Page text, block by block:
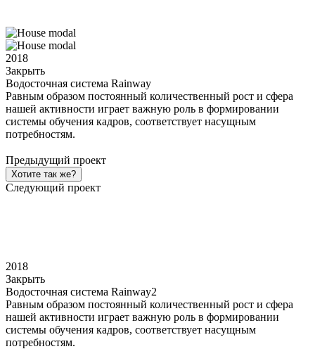
2018
Закрыть
Водосточная система Rainway
Равным образом постоянный количественный рост и сфера
нашей активности играет важную роль в формировании
системы обучения кадров, соответствует насущным
потребностям.
Предыдущий проект
Хотите так же?
Следующий проект
2018
Закрыть
Водосточная система Rainway2
Равным образом постоянный количественный рост и сфера
нашей активности играет важную роль в формировании
системы обучения кадров, соответствует насущным
потребностям.